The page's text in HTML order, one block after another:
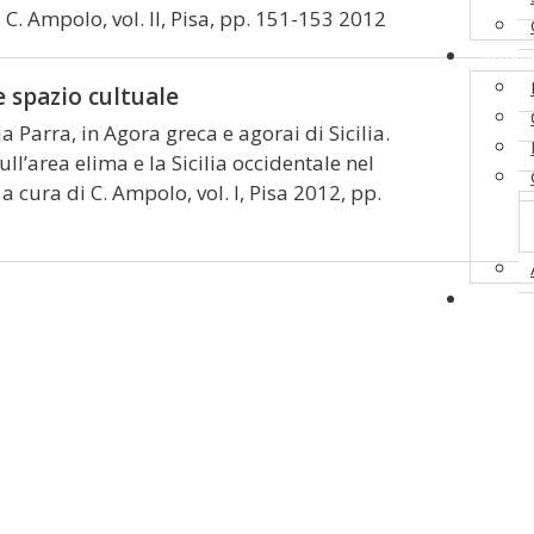
Ampolo, vol. II, Pisa, pp. 151-153 2012
spazio cultuale
Parra, in Agora greca e agorai di Sicilia.
elima e la Sicilia occidentale nel
cura di C. Ampolo, vol. I, Pisa 2012, pp.